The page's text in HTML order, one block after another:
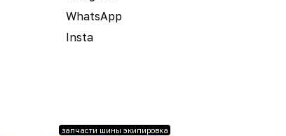
WhatsApp
Insta
запчасти шины экипировка